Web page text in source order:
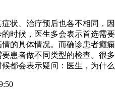
状、治疗预后也各不相同，因
时候，医生多会表示首选需要
的具体情况。而确诊患者癫痫
患者做不同类型的检查。很多
都会表示疑问：医生，为什么